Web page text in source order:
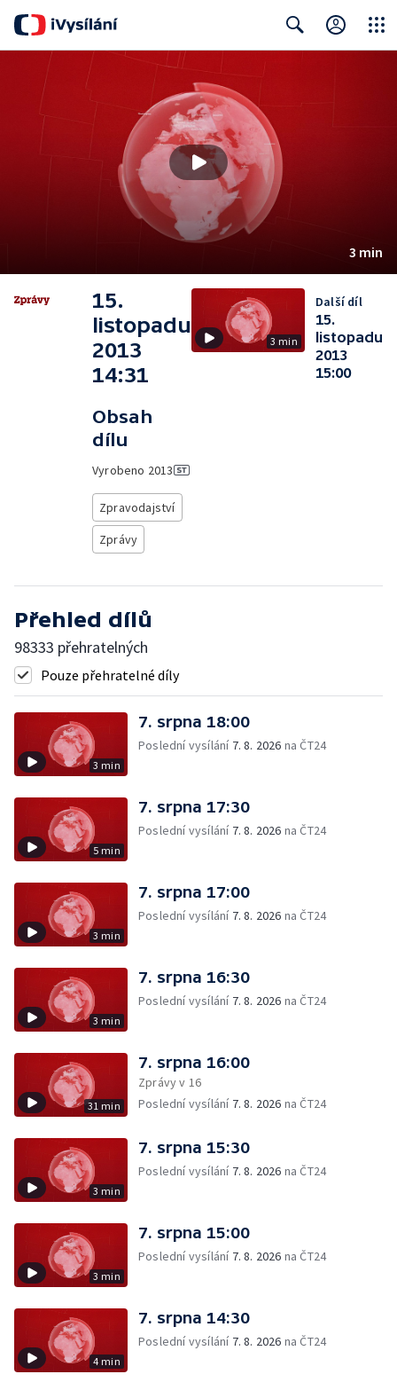
3 min
15.
listopadu
2013
14:31
Obsah
dílu
Vyrobeno 2013
Zpravodajství
Zprávy
3 min
Další díl
15.
listopadu
2013
15:00
Přehled dílů
98333 přehratelných
Pouze přehratelné díly
3 min
7. srpna 18:00
Poslední vysílání 7. 8. 2026 na ČT24
5 min
7. srpna 17:30
Poslední vysílání 7. 8. 2026 na ČT24
3 min
7. srpna 17:00
Poslední vysílání 7. 8. 2026 na ČT24
3 min
7. srpna 16:30
Poslední vysílání 7. 8. 2026 na ČT24
31 min
7. srpna 16:00
Zprávy v 16
Poslední vysílání 7. 8. 2026 na ČT24
3 min
7. srpna 15:30
Poslední vysílání 7. 8. 2026 na ČT24
3 min
7. srpna 15:00
Poslední vysílání 7. 8. 2026 na ČT24
4 min
7. srpna 14:30
Poslední vysílání 7. 8. 2026 na ČT24